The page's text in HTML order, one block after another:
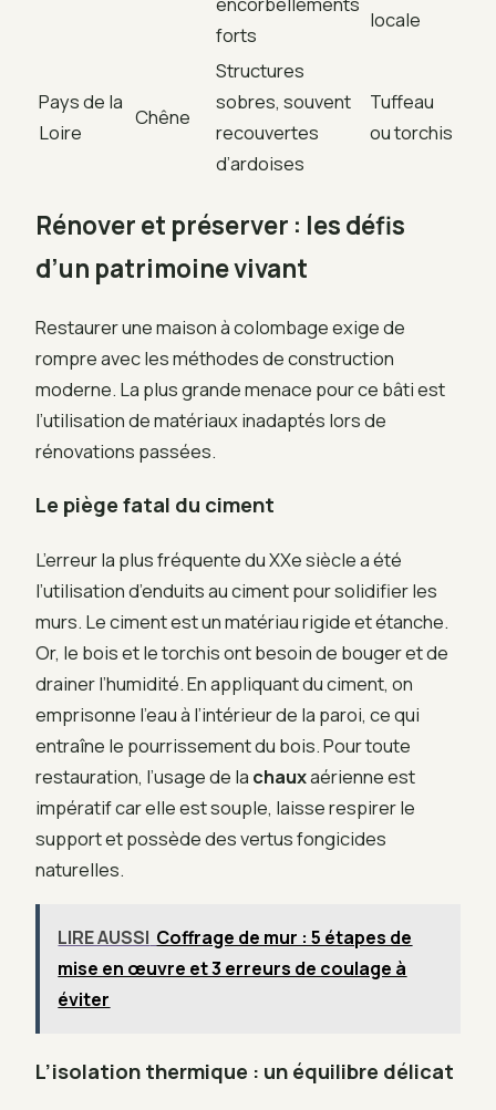
forts
locale
Pays de la
Loire
Chêne
Structures
sobres, souvent
recouvertes
d’ardoises
Tuffeau
ou torchis
Rénover et préserver : les défis
d’un patrimoine vivant
Restaurer une maison à colombage exige de
rompre avec les méthodes de construction
moderne. La plus grande menace pour ce bâti est
l’utilisation de matériaux inadaptés lors de
rénovations passées.
Le piège fatal du ciment
L’erreur la plus fréquente du XXe siècle a été
l’utilisation d’enduits au ciment pour solidifier les
murs. Le ciment est un matériau rigide et étanche.
Or, le bois et le torchis ont besoin de bouger et de
drainer l’humidité. En appliquant du ciment, on
emprisonne l’eau à l’intérieur de la paroi, ce qui
entraîne le pourrissement du bois. Pour toute
restauration, l’usage de la chauxaérienne est
impératif car elle est souple, laisse respirer le
support et possède des vertus fongicides
naturelles.
LIRE AUSSI Coffrage de mur : 5 étapes de
mise en œuvre et 3 erreurs de coulage à
éviter
L’isolation thermique : un équilibre délicat